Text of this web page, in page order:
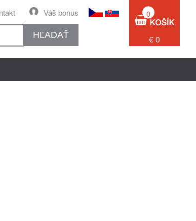
Váš bonus
HĽADAŤ
0
€ 0